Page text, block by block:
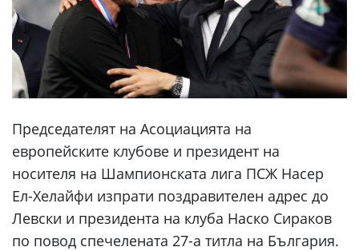
Председателят на Асоциацията на
европейските клубове и президент на
носителя на Шампионската лига ПСЖ Насер
Ел-Хелайфи изпрати поздравителен адрес до
Левски и президента на клуба Наско Сираков
по повод спечелената 27-а титла на България.